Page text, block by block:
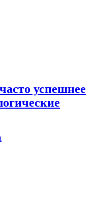
успешнее